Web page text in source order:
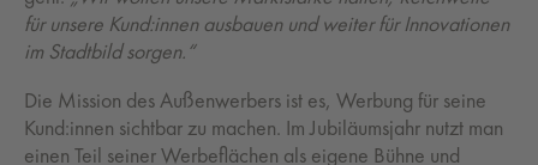
für unsere Kund:innen ausbauen und weiter für Innovationen
im Stadtbild sorgen.“
Die Mission des Außenwerbers ist es, Werbung für seine
Kund:innen sichtbar zu machen. Im Jubiläumsjahr nutzt man
einen Teil seiner Werbeflächen als eigene Bühne und